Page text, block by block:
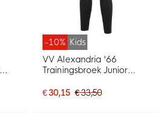
-10% Kids
VV Alexandria '66
Trainingsbroek Junior
€ 30,15 € 33,50